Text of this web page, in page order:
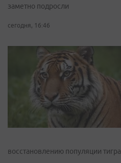
заметно подросли
сегодня, 16:46
восстановлению популяции тигра